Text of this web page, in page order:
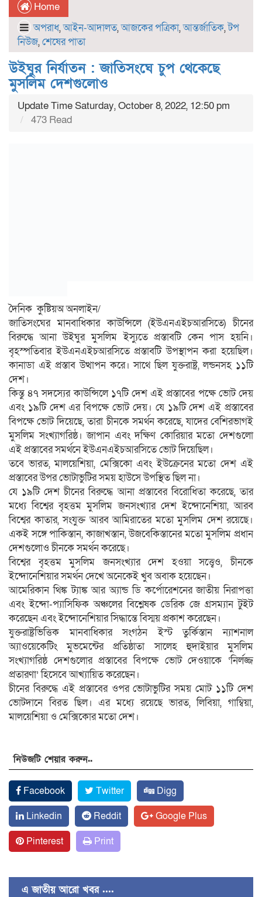
Home
অপরাধ,আইন-আদালত,আজকের পত্রিকা,আন্তর্জাতিক,টপ
নিউজ,শেষের পাতা
উইঘুর নির্যাতন : জাতিসংঘে চুপ থেকেছে
মুসলিম দেশগুলোও
Update Time Saturday, October 8, 2022, 12:50 pm
473 Read
দৈনিক কুষ্টিয়অ অনলাইন/
জাতিসংঘের মানবাধিকার কাউন্সিলে (ইউএনএইচআরসিতে) চীনের
বিরুদ্ধে আনা উইঘুর মুসলিম ইস্যুতে প্রস্তাবটি কেন পাস হয়নি।
বৃহস্পতিবার ইউএনএইচআরসিতে প্রস্তাবটি উপস্থাপন করা হয়েছিল।
কানাডা এই প্রস্তাব উত্থাপন করে। সাথে ছিল যুক্তরাষ্ট্র, লন্ডনসহ ১১টি
দেশ।
কিন্তু ৪৭ সদস্যের কাউন্সিলে ১৭টি দেশ এই প্রস্তাবের পক্ষে ভোট দেয়
এবং ১৯টি দেশ এর বিপক্ষে ভোট দেয়। যে ১৯টি দেশ এই প্রস্তাবের
বিপক্ষে ভোট দিয়েছে, তারা চীনকে সমর্থন করেছে, যাদের বেশিরভাগই
মুসলিম সংখ্যাগরিষ্ঠ। জাপান এবং দক্ষিণ কোরিয়ার মতো দেশগুলো
এই প্রস্তাবের সমর্থনে ইউএনএইচআরসিতে ভোট দিয়েছিল।
তবে ভারত, মালয়েশিয়া, মেক্সিকো এবং ইউক্রেনের মতো দেশ এই
প্রস্তাবের উপর ভোটাভুটির সময় হাউসে উপস্থিত ছিল না।
যে ১৯টি দেশ চীনের বিরুদ্ধে আনা প্রস্তাবের বিরোধিতা করেছে, তার
মধ্যে বিশ্বের বৃহত্তম মুসলিম জনসংখ্যার দেশ ইন্দোনেশিয়া, আরব
বিশ্বের কাতার, সংযুক্ত আরব আমিরাতের মতো মুসলিম দেশ রয়েছে।
একই সঙ্গে পাকিস্তান, কাজাখস্তান, উজবেকিস্তানের মতো মুসলিম প্রধান
দেশগুলোও চীনকে সমর্থন করেছে।
বিশ্বের বৃহত্তম মুসলিম জনসংখ্যার দেশ হওয়া সত্ত্বেও, চীনকে
ইন্দোনেশিয়ার সমর্থন দেখে অনেকেই খুব অবাক হয়েছেন।
আমেরিকান থিঙ্ক ট্যাঙ্ক আর অ্যান্ড ডি কর্পোরেশনের জাতীয় নিরাপত্তা
এবং ইন্দো-প্যাসিফিক অঞ্চলের বিশ্লেষক ডেরিক জে গ্রসম্যান টুইট
করেছেন এবং ইন্দোনেশিয়ার সিদ্ধান্তে বিস্ময় প্রকাশ করেছেন।
যুক্তরাষ্ট্রভিত্তিক মানবাধিকার সংগঠন ইস্ট তুর্কিস্তান ন্যাশনাল
অ্যাওয়েকেটিং মুভমেন্টের প্রতিষ্ঠাতা সালেহ হুদাইয়ার মুসলিম
সংখ্যাগরিষ্ঠ দেশগুলোর প্রস্তাবের বিপক্ষে ভোট দেওয়াকে ‘নির্লজ্জ
প্রতারণা’ হিসেবে আখ্যায়িত করেছেন।
চীনের বিরুদ্ধে এই প্রস্তাবের ওপর ভোটাভুটির সময় মোট ১১টি দেশ
ভোটদানে বিরত ছিল। এর মধ্যে রয়েছে ভারত, লিবিয়া, গাম্বিয়া,
মালয়েশিয়া ও মেক্সিকোর মতো দেশ।
নিউজটি শেয়ার করুন..
Facebook Twitter
Digg
Linkedin
Reddit
Google Plus
Pinterest
Print
এ জাতীয় আরো খবর ....